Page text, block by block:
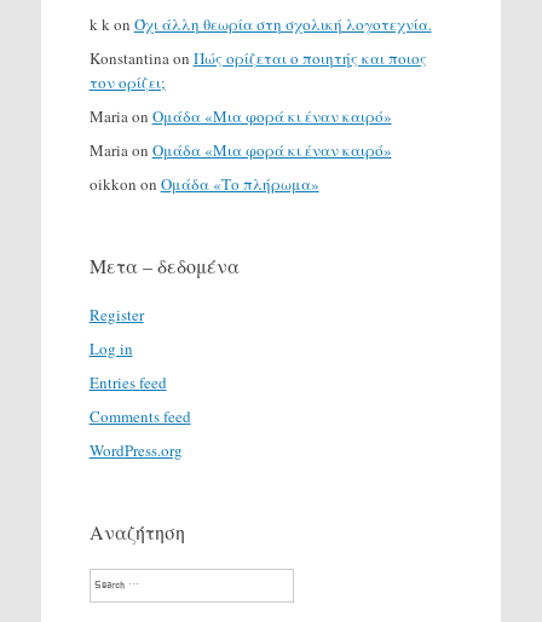
k kon Όχι άλλη θεωρία στη σχολική λογοτεχνία.
Konstantinaon Πώς ορίζεται ο ποιητής και ποιος
τον ορίζει;
Mariaon Ομάδα «Μια φορά κι έναν καιρό»
Mariaon Ομάδα «Μια φορά κι έναν καιρό»
oikkon on Ομάδα «Το πλήρωμα»
Μετα – δεδομένα
Register
Log in
Entries feed
Comments feed
WordPress.org
Αναζήτηση
Search